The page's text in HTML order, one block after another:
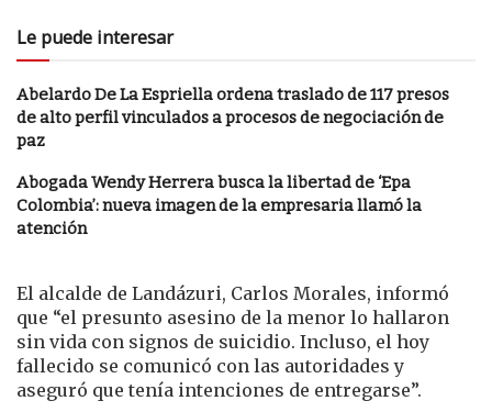
Le puede interesar
Abelardo De La Espriella ordena traslado de 117 presos
de alto perfil vinculados a procesos de negociación de
paz
Abogada Wendy Herrera busca la libertad de ‘Epa
Colombia’: nueva imagen de la empresaria llamó la
atención
El alcalde de Landázuri, Carlos Morales, informó
que “el presunto asesino de la menor lo hallaron
sin vida con signos de suicidio. Incluso, el hoy
fallecido se comunicó con las autoridades y
aseguró que tenía intenciones de entregarse”.